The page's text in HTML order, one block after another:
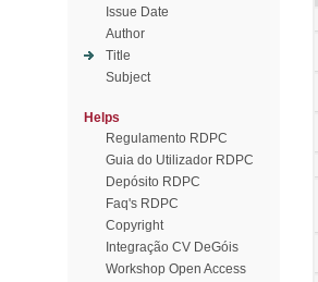
Issue Date
Author
Title
Subject
Helps
Regulamento RDPC
Guia do Utilizador RDPC
Depósito RDPC
Faq's RDPC
Copyright
Integração CV DeGóis
Workshop Open Access